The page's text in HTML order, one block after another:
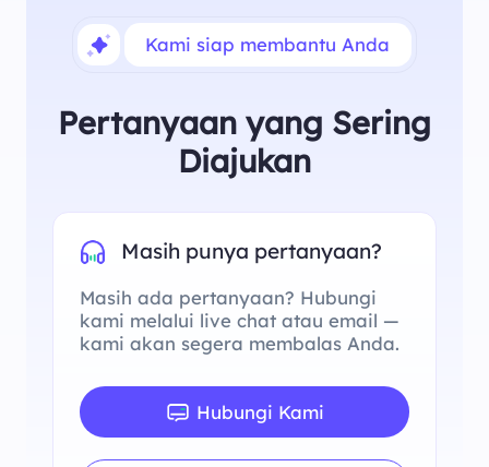
Kami siap membantu Anda
Pertanyaan yang Sering
Diajukan
Masih punya pertanyaan?
Masih ada pertanyaan? Hubungi
kami melalui live chat atau email —
kami akan segera membalas Anda.
Hubungi Kami